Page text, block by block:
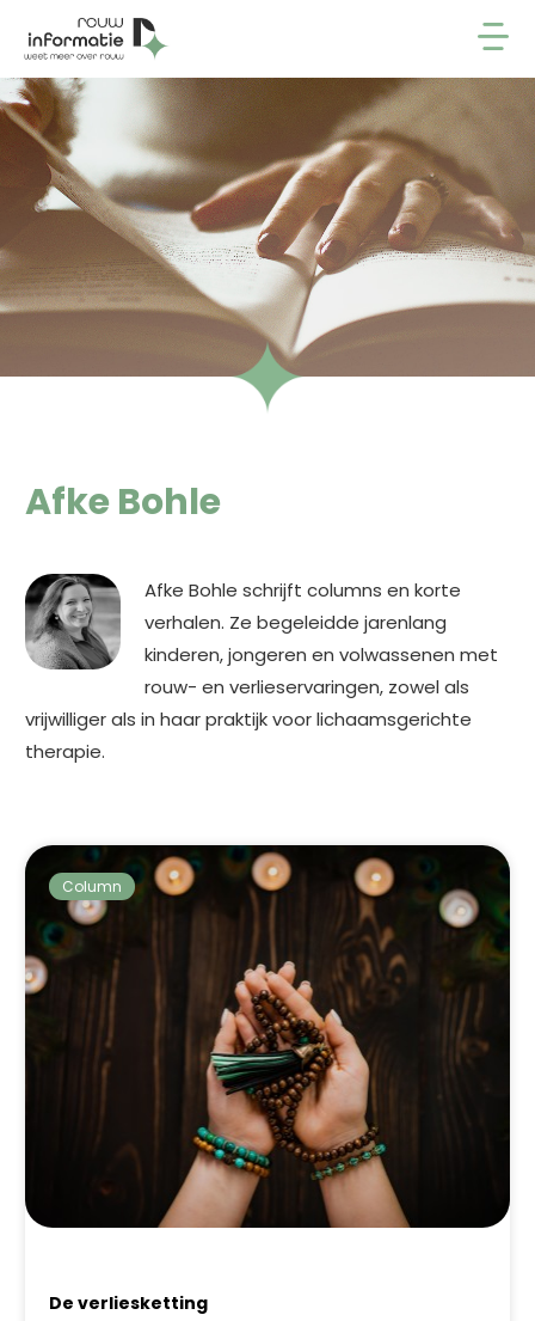
Afke Bohle
Afke Bohle schrijft columns en korte
verhalen. Ze begeleidde jarenlang
kinderen, jongeren en volwassenen met
rouw- en verlieservaringen, zowel als
vrijwilliger als in haar praktijk voor lichaamsgerichte
therapie.
Column
De verliesketting